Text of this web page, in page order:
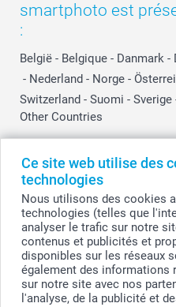
Ce site web utilise des
technologies
Nous utilisons des cookies
technologies (telles que
analyser le trafic sur notre
contenus et publicités et
disponibles sur les réseaux
également des informations
sur notre site avec nos
l'analyse, de la publicité et
smartphoto est
:
België - Belgique - Danmark -
- Nederland - Norge -
Switzerland - Suomi - Sverige
Other Countries
© smartphoto group. Tous droits
smartphoto group SA.
Siège social : Kwatrechtsteenweg
Numéro de TVA BE 0405.706.755
Numéro d'entreprise
Coordonnées bancaires: IBAN
Tous les prix sont en EURO (€),